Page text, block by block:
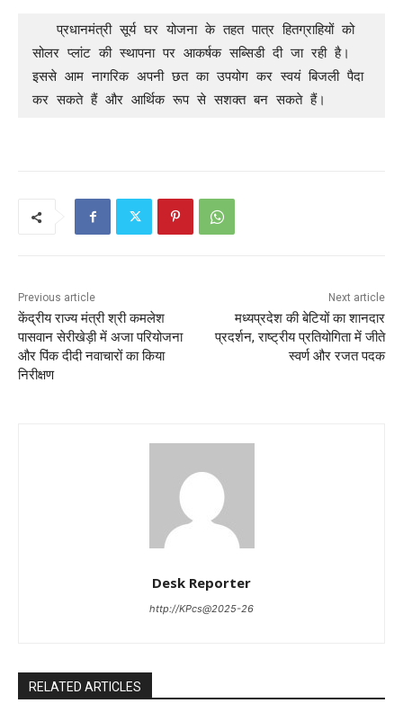
   प्रधानमंत्री सूर्य घर योजना के तहत पात्र हितग्राहियों को
सोलर प्लांट की स्थापना पर आकर्षक सब्सिडी दी जा रही है।
इससे आम नागरिक अपनी छत का उपयोग कर स्वयं बिजली पैदा
कर सकते हैं और आर्थिक रूप से सशक्त बन सकते हैं।
Previous article
केंद्रीय राज्य मंत्री श्री कमलेश
पासवान सेरीखेड़ी में अजा परियोजना
और पिंक दीदी नवाचारों का किया
निरीक्षण
Next article
मध्यप्रदेश की बेटियों का शानदार
प्रदर्शन, राष्ट्रीय प्रतियोगिता में जीते
स्वर्ण और रजत पदक
Desk Reporter
http://KPcs@2025-26
RELATED ARTICLES